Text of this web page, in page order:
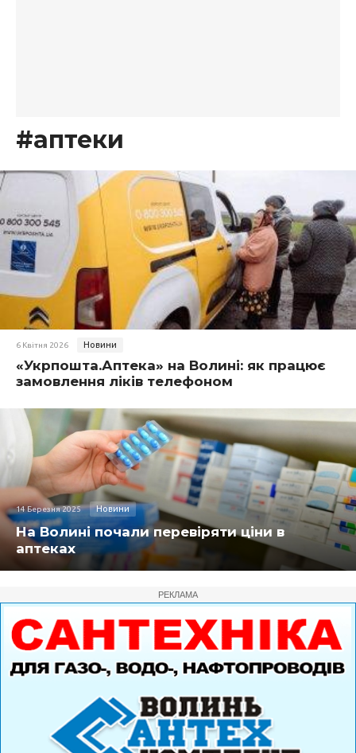
#аптеки
6 Квітня 2026 Новини
«Укрпошта.Аптека» на Волині: як працює
замовлення ліків телефоном
14 Березня 2025 Новини
На Волині почали перевіряти ціни в
аптеках
РЕКЛАМА